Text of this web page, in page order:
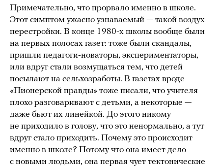
Примечательно, что прорвало именно в школе.
Этот симптом ужасно узнаваемый — такой воздух
перестройки. В конце 1980-х школы вообще были
на первых полосах газет: тоже были скандалы,
пришли педагоги-новаторы, экспериментаторы,
или вдруг стали возмущаться тем, что детей
посылают на сельхозработы. В газетах вроде
«Пионерской правды» тоже писали, что учителя
плохо разговаривают с детьми, а некоторые —
даже бьют их линейкой. До этого никому
не приходило в голову, что это ненормально, а тут
вдруг стало приходить. Почему это происходит
именно в школе? Потому что она имеет дело
с новыми людьми, она первая чует тектонические